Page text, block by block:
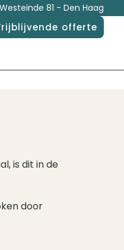
Westeinde 81 - Den Haag
offerte
is dit in de
door